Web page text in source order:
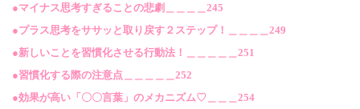
●マイナス思考すぎることの悲劇＿＿＿＿245
●プラス思考をササッと取り戻す２ステップ！＿＿＿＿249
●新しいことを習慣化させる行動法！＿＿＿＿＿251
●習慣化する際の注意点＿＿＿＿＿252
●効果が高い「〇〇言葉」のメカニズム♡＿
＿＿254